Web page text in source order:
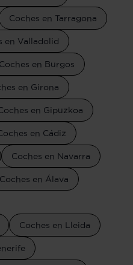
Coches en Tarragona
en Valladolid
Coches en Burgos
en Girona
en Gipuzkoa
en Cádiz
Coches en Navarra
Coches en Álava
Coches en Lleida